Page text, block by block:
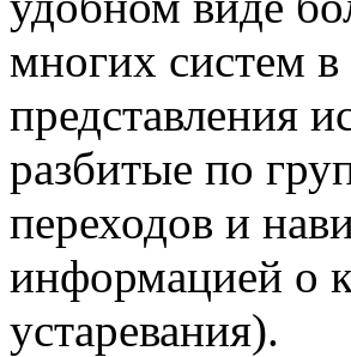
многих систем
представления
разбитые по
переходов и
информацией о
устаревания).